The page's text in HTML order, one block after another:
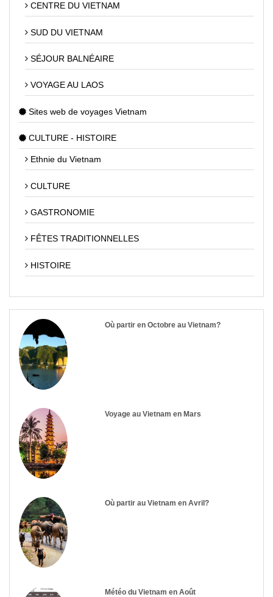
CENTRE DU VIETNAM
SUD DU VIETNAM
SÉJOUR BALNÉAIRE
VOYAGE AU LAOS
Sites web de voyages Vietnam
CULTURE - HISTOIRE
Ethnie du Vietnam
CULTURE
GASTRONOMIE
FÊTES TRADITIONNELLES
HISTOIRE
Où partir en Octobre au Vietnam?
Voyage au Vietnam en Mars
Où partir au Vietnam en Avril?
Météo du Vietnam en Août